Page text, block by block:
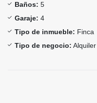
Baños: 5
Garaje: 4
Tipo de inmueble: Finca
Tipo de negocio: Alquiler